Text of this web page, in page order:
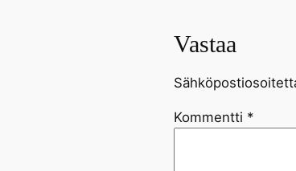
Vastaa
Kommentti *